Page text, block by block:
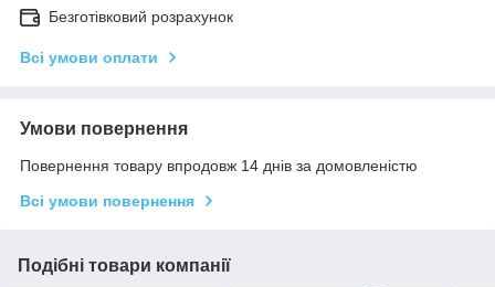
Безготівковий розрахунок
Всі умови оплати
Умови повернення
Повернення товару впродовж 14 днів за домовленістю
Всі умови повернення
Подібні товари компанії